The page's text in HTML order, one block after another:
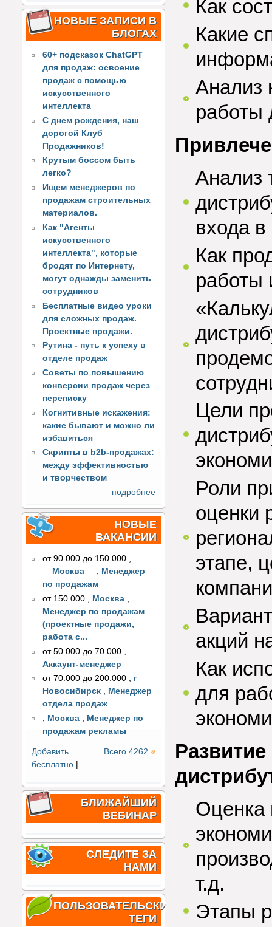
НОВЫЕ ЗАПИСИ В
БЛОГАХ
60+ подсказок ChatGPT
для продаж: освоение
продаж с помощью
искусственного
интеллекта
С днем рождения, наш
дорогой Клуб
Продажников!
Крутым боссом быть
легко?
Ищем менеджеров по
продажам строительных
материалов.
Как "Агенты
искусственного
интеллекта", которые
бродят по Интернету,
могут однажды заменить
сотрудников
Бесплатные видео уроки
для сложных продаж.
Проектные продажи.
Рутина - путь к успеху в
отделе продаж
Советы по повышению
конверсии продаж через
переписку
Когнитивные искажения:
какие бывают и можно ли
избавиться
Скрипты в b2b-продажах:
между эффективностью
и творчеством
подробнее
НОВЫЕ
ВАКАНСИИ
от 90.000 до 150.000 ,
__Москва__
, Менеджер
по продажам
от 150.000
Москва
Менеджер по продажам
(проектные продажи,
работа с...
от 50.000 до 70.000
Аккаунт-менеджер
от 70.000 до 200.000 , г
Новосибирск , Менеджер
отдела продаж
, Москва , Менеджер по
продажам рекламы
Всего 4262
Добавить
бесплатно
БЛИЖАЙШИЙ
ВЕБИНАР
СЛЕДИТЕ ЗА
НАМИ
ПОЛЬЗОВАТЕЛЬСКИЕ
ТЕГИ
Как
Какие
Анализ
работы
Анализ
входа в
Как
работы
Цели
Роли
оценки
этапе,
акций
Как
для
Оценка
т.д.
Этапы